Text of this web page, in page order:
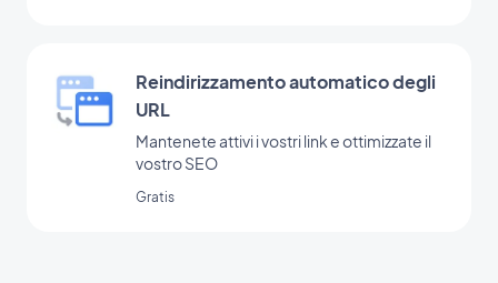
Reindirizzamento automatico degli
URL
Mantenete attivi i vostri link e ottimizzate il
vostro SEO
Gratis